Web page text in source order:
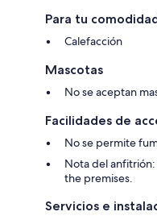
Para tu
Calefacción
Mascotas
No se aceptan
Facilidades de
No se permite
Nota del
the premises.
Servicios e